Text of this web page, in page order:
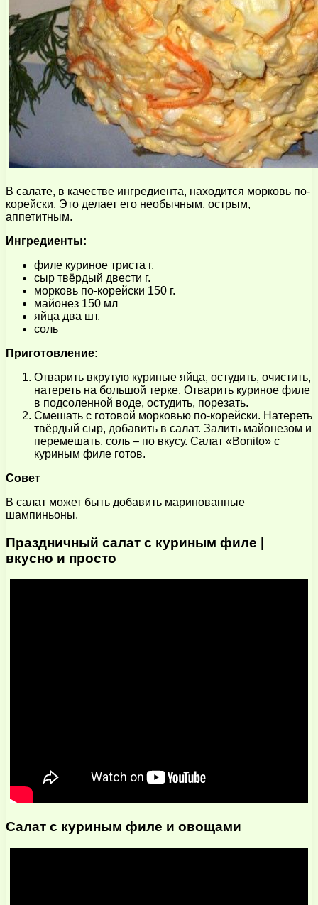
В салате, в качестве ингредиента, находится морковь по-
корейски. Это делает его необычным, острым,
аппетитным.
Ингредиенты:
филе куриное триста г.
сыр твёрдый двести г.
морковь по-корейски 150 г.
майонез 150 мл
яйца два шт.
соль
Приготовление:
Отварить вкрутую куриные яйца, остудить, очистить,
натереть на большой терке. Отварить куриное филе
в подсоленной воде, остудить, порезать.
Смешать с готовой морковью по-корейски. Натереть
твёрдый сыр, добавить в салат. Залить майонезом и
перемешать, соль – по вкусу. Салат «Bonito» с
куриным филе готов.
Совет
В салат может быть добавить маринованные
шампиньоны.
Праздничный салат с куриным филе |
вкусно и просто
Салат с куриным филе и овощами